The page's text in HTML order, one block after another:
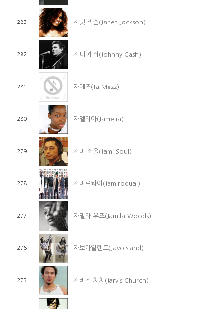
283 자넷 잭슨(Janet Jackson)
282 자니 캐쉬(Johnny Cash)
281 자메즈(Ja Mezz)
280 자멜리아(Jamelia)
279 자미 소울(Jami Soul)
278 자미로콰이(Jamiroquai)
277 자밀라 우즈(Jamila Woods)
276 자보아일랜드(Javoisland)
275 자비스 처치(Jarvis Church)